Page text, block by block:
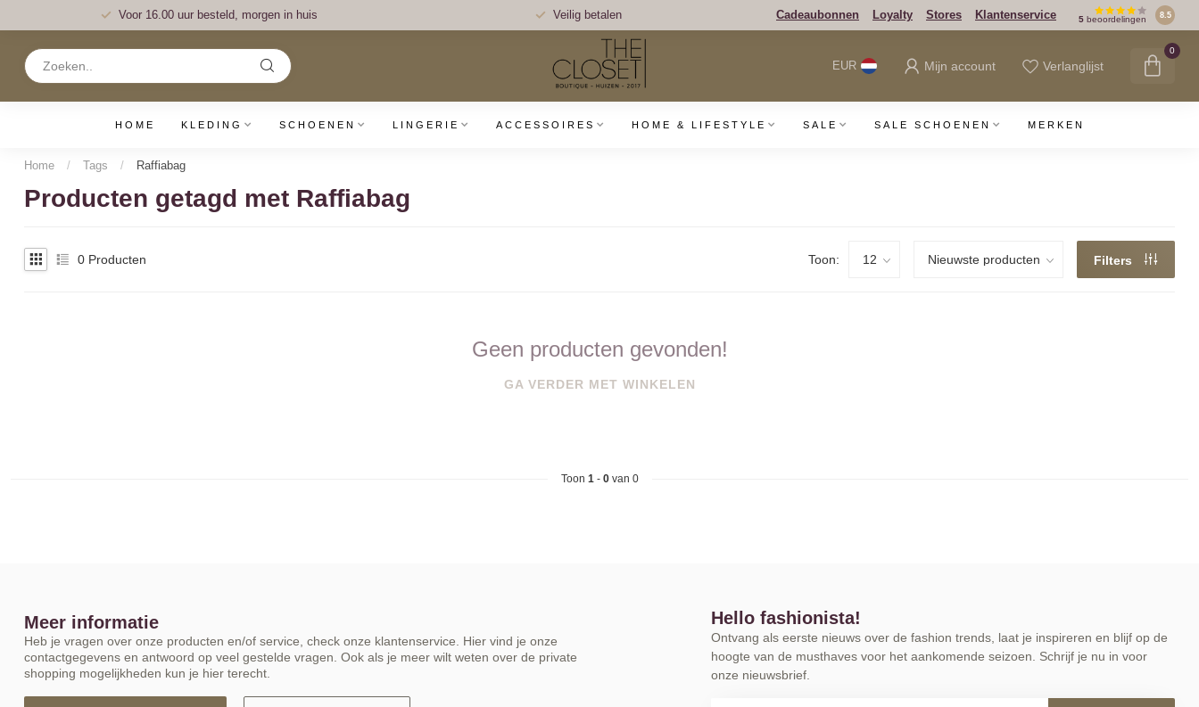
Voor 16.00 uur besteld, morgen in huis Veilig betalen Cadeaubonnen Loyalty Stores Klantenservice 5 beoordelingen 8.5
EUR Mijn account Verlanglijst
0
HOME KLEDING SCHOENEN LINGERIE ACCESSOIRES HOME & LIFESTYLE SALE SALE SCHOENEN MERKEN
Home / Tags / Raffiabag
Producten getagd met Raffiabag
0 Producten Toon: Filters
Geen producten gevonden!
GA VERDER MET WINKELEN
Toon 1- 0van 0
Meer informatie
Heb je vragen over onze producten en/of service, check onze klantenservice. Hier vind je onze
contactgegevens en antwoord op veel gestelde vragen. Ook als je meer wilt weten over de private
shopping mogelijkheden kun je hier terecht.
Hello fashionista!
Ontvang als eerste nieuws over de fashion trends, laat je inspireren en blijf op de
hoogte van de musthaves voor het aankomende seizoen. Schrijf je nu in voor
onze nieuwsbrief.